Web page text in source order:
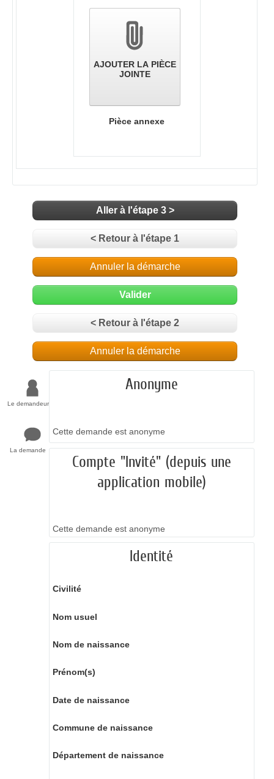
AJOUTER LA PIÈCE
JOINTE
Pièce annexe
Aller à l'étape 3 >
< Retour à l'étape 1
Annuler la démarche
Valider
< Retour à l'étape 2
Annuler la démarche
Le demandeur
La demande
Anonyme
Cette demande est anonyme
Compte "Invité" (depuis une
application mobile)
Cette demande est anonyme
Identité
Civilité
Nom usuel
Nom de naissance
Prénom(s)
Date de naissance
Commune de naissance
Département de naissance